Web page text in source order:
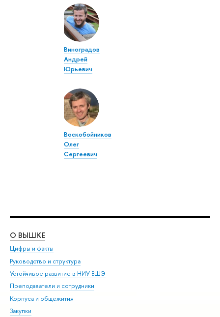
Виноградов
Андрей
Юрьевич
Воскобойников
Олег
Сергеевич
О ВЫШКЕ
Цифры и факты
Руководство и структура
Устойчивое развитие в НИУ ВШЭ
Преподаватели и сотрудники
Корпуса и общежития
Закупки